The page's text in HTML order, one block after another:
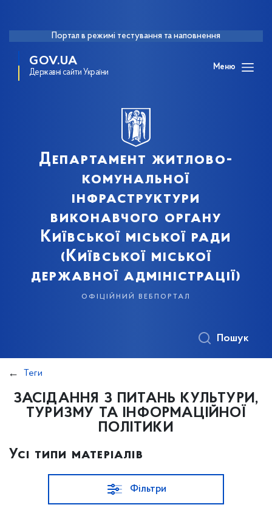
Портал в режимі тестування та наповнення
GOV.UA
Державні сайти України
Меню
Департамент житлово-
комунальної
інфраструктури
виконавчого органу
Київської міської ради
(Київської міської
державної адміністрації)
офіційний вебпортал
Пошук
Теги
ЗАСІДАННЯ З ПИТАНЬ КУЛЬТУРИ,
ТУРИЗМУ ТА ІНФОРМАЦІЙНОЇ
ПОЛІТИКИ
Усі типи матеріалів
Фільтри